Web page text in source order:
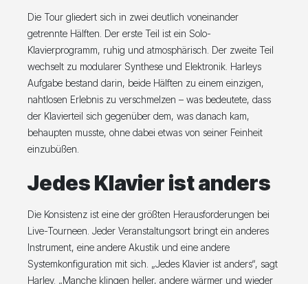
Die Tour gliedert sich in zwei deutlich voneinander
getrennte Hälften. Der erste Teil ist ein Solo-
Klavierprogramm, ruhig und atmosphärisch. Der zweite Teil
wechselt zu modularer Synthese und Elektronik. Harleys
Aufgabe bestand darin, beide Hälften zu einem einzigen,
nahtlosen Erlebnis zu verschmelzen – was bedeutete, dass
der Klavierteil sich gegenüber dem, was danach kam,
behaupten musste, ohne dabei etwas von seiner Feinheit
einzubüßen.
Jedes Klavier ist anders
Die Konsistenz ist eine der größten Herausforderungen bei
Live-Tourneen. Jeder Veranstaltungsort bringt ein anderes
Instrument, eine andere Akustik und eine andere
Systemkonfiguration mit sich. „Jedes Klavier ist anders“, sagt
Harley. „Manche klingen heller, andere wärmer und wieder